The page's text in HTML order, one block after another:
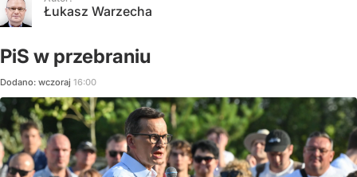
Łukasz Warzecha
PiS w przebraniu
Dodano: wczoraj 16:00